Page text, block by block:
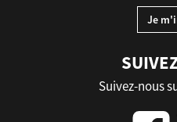
Suivez-nous